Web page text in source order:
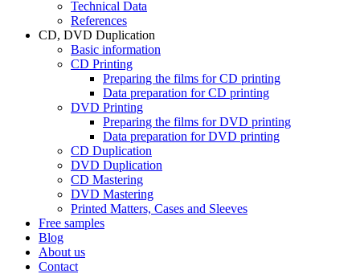
Technical Data
References
CD, DVD Duplication
Basic information
CD Printing
Preparing the films for CD printing
Data preparation for CD printing
DVD Printing
Preparing the films for DVD printing
Data preparation for DVD printing
CD Duplication
DVD Duplication
CD Mastering
DVD Mastering
Printed Matters, Cases and Sleeves
Free samples
Blog
About us
Contact